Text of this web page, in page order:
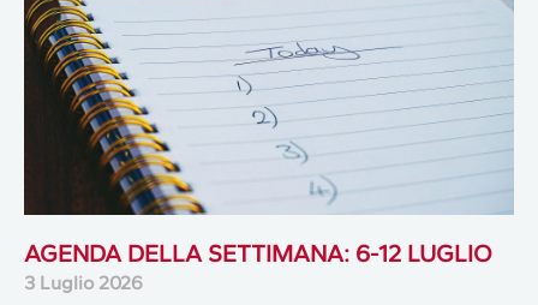
AGENDA DELLA SETTIMANA: 6-12 LUGLIO
3 Luglio 2026